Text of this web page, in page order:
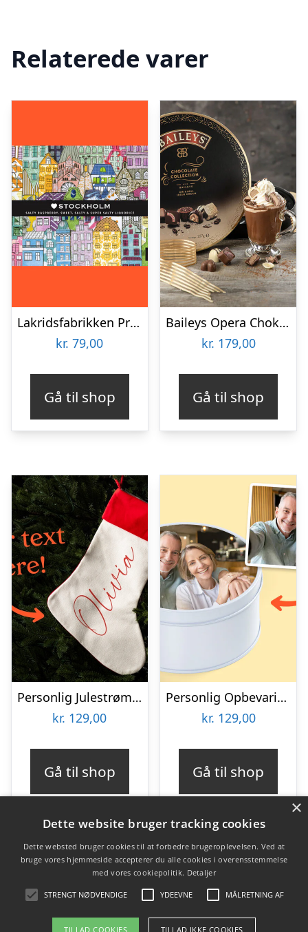
Relaterede varer
Lakridsfabrikken Premiumlakrids – Stockholm
kr. 79,00
Gå til shop
Baileys Opera Chokoladeæske
kr. 179,00
Gå til shop
Personlig Julestrømpe med Tekst
kr. 129,00
Gå til shop
Personlig Opbevaringsboks i Metal med Billede – Rund
kr. 129,00
Gå til shop
Varekategorier
Produkter
×
Dette website bruger tracking cookies
Dette websted bruger cookies til at forbedre brugeroplevelsen. Ved at
bruge vores hjemmeside accepterer du alle cookies i overensstemmelse
med vores cookiepolitik. Detaljer
STRENGT NØDVENDIGE YDEEVNE MÅLRETNING AF
TILLAD COOKIES TILLAD IKKE COOKIES